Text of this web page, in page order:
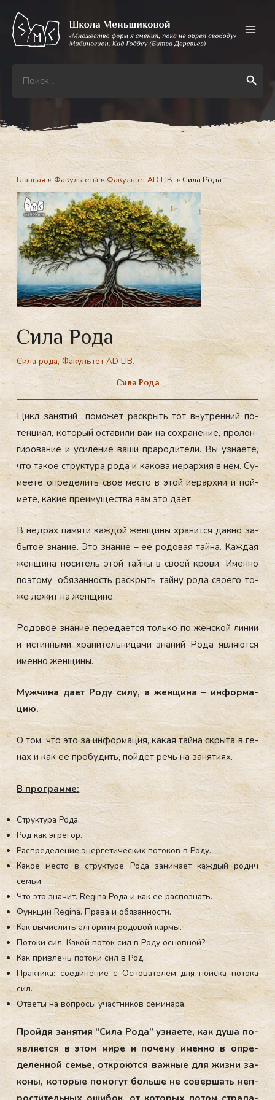
содержимому
for:
Главная Факультеты Факультет AD LIB. Сила Рода
Сила Рода
Сила рода,Факультет AD LIB.
Сила Рода
Цикл за­нятий по­может рас­крыть тот внут­ренний по­
тен­ци­ал, ко­торый ос­та­виливам на сох­ра­нение, про­лон­
ги­рова­ние и уси­ление ва­ши пра­роди­тели. Вы уз­на­ете,
что та­кое струк­ту­ра ро­да и ка­кова и­ерар­хия в нем. Су­
ме­ете оп­ре­делить свое мес­то в этой и­ерар­хии и пой­
ме­те, ка­кие пре­иму­щес­тва вам это да­ет.
В нед­рах па­мя­ти каж­дой жен­щи­ны хра­нит­ся дав­но за­
бы­тое зна­ние. Это зна­ние – её ро­до­вая тай­на. Каж­дая
жен­щи­на но­ситель этой тай­ны в сво­ей кро­ви. Имен­но
по­это­му, обя­зан­ность рас­крыть тай­ну ро­да сво­его то­
же ле­жит на жен­щи­не.
Ро­до­вое зна­ние пе­ре­да­ет­ся толь­ко по жен­ской ли­нии
и ис­тин­ны­ми хра­ни­тель­ни­ца­ми зна­ний Ро­да яв­ля­ют­ся
имен­но жен­щи­ны.
Муж­чи­на да­ет Ро­ду си­лу, а жен­щи­на – ин­фор­ма­
цию.
О том, что это за ин­фор­ма­ция, ка­кая тай­на скры­та в ге­
нах и как ее про­бу­дить, пой­дет речь на за­няти­ях.
В прог­рам­ме:
Структура Рода.
Род как эгрегор.
Распределение энергетических потоков в Роду.
Какое место в структуре Рода занимает каждый родич
семьи.
Что это значит. Regina Рода и как ее распознать.
Функции Regina. Права и обязанности.
Как вычислить алгоритм родовой кармы.
Потоки сил. Какой поток сил в Роду основной?
Как привлечь потоки сил в Род.
Практика: соединение с Основателем для поиска потока
сил.
Ответы на вопросы участников семинара.
Прой­дя за­нятия “Си­ла Ро­да” уз­на­ете, как ду­ша по­
яв­ля­ет­ся в этом ми­ре и по­чему имен­но в оп­ре­
делен­ной семье, от­кро­ют­ся важ­ные для жиз­ни за­
коны, ко­торые по­могут боль­ше не со­вер­шать неп­